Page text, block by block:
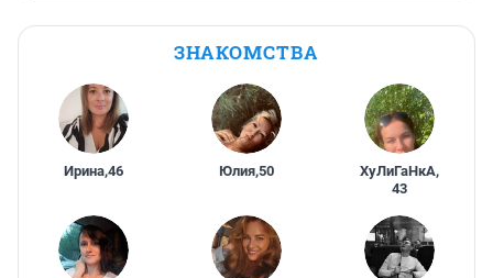
ЗНАКОМСТВА
Ирина,46 Юлия,50 ХуЛиГаНкА,
43